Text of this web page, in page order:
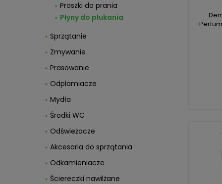
Proszki do prania
Płyny do płukania
Sprzątanie
Zmywanie
Prasowanie
Odplamiacze
Mydła
Środki WC
Odświeżacze
Akcesoria do sprzątania
Odkamieniacze
Ściereczki nawilżane